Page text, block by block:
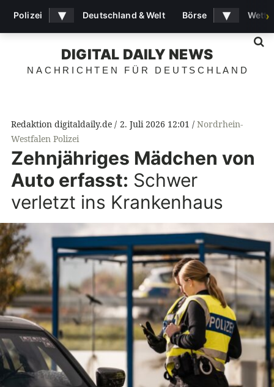
DIGITAL DAILY NEWS
NACHRICHTEN FÜR DEUTSCHLAND
Redaktion digitaldaily.de 2. Juli 2026 12:01
Nordrhein-
Westfalen Polizei
Zehnjähriges Mädchen von
Auto erfasst: Schwer
verletzt ins Krankenhaus
Polizei ▾ Deutschland & Welt Börse ▾ ›